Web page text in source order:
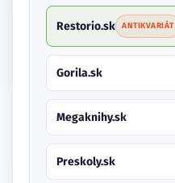
Restorio.sk ANTIKVARIÁT
Gorila.sk
Megaknihy.sk
Preskoly.sk